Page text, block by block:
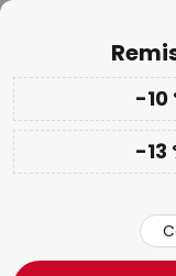
-10 % suppl.-10
-13